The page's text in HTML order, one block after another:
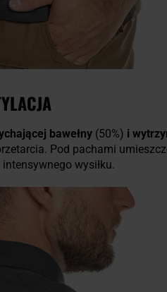
bawełny (50%) i
Pod pachami
wysiłku.